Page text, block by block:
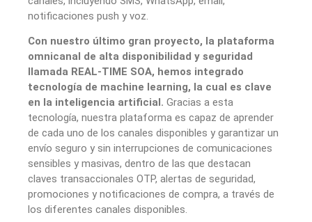
notificaciones push y voz.
Con nuestro último gran proyecto, la plataforma
omnicanal de alta disponibilidad y seguridad
llamada REAL-TIME SOA, hemos integrado
tecnología de machine learning, la cual es clave
en la inteligencia artificial. Gracias a esta
tecnología, nuestra plataforma es capaz de aprender
de cada uno de los canales disponibles y garantizar un
envío seguro y sin interrupciones de comunicaciones
sensibles y masivas, dentro de las que destacan
claves transaccionales OTP, alertas de seguridad,
promociones y notificaciones de compra, a través de
los diferentes canales disponibles.